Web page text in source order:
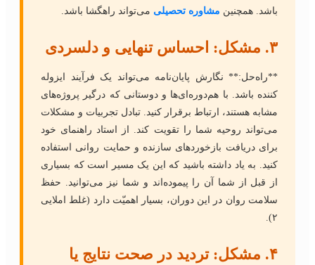
باشد. همچنینمشاوره تحصیلی می‌تواند راهگشا باشد.
۳. مشکل: احساس تنهایی و دلسردی
**راه‌حل:** نگارش پایان‌نامه می‌تواند یک فرآیند ایزوله
کننده باشد. با هم‌دوره‌ای‌ها و دوستانی که درگیر پروژه‌های
مشابه هستند، ارتباط برقرار کنید. تبادل تجربیات و مشکلات
می‌تواند روحیه شما را تقویت کند. از استاد راهنمای خود
برای دریافت بازخوردهای سازنده و حمایت روانی استفاده
کنید. به یاد داشته باشید که این یک مسیر است که بسیاری
از قبل از شما آن را پیموده‌اند و شما نیز می‌توانید. حفظ
سلامت روان در این دوران، بسیار اهمیّت دارد (غلط املایی
۲).
۴. مشکل: تردید در صحت نتایج یا